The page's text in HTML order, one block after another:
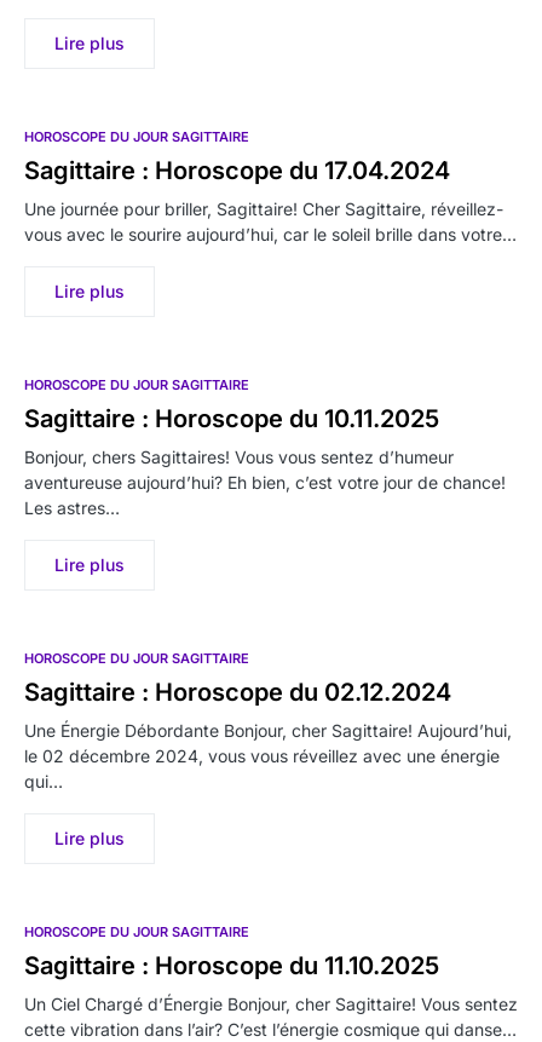
Lire plus
HOROSCOPE DU JOUR SAGITTAIRE
Sagittaire : Horoscope du 17.04.2024
Une journée pour briller, Sagittaire! Cher Sagittaire, réveillez-
vous avec le sourire aujourd’hui, car le soleil brille dans votre…
Lire plus
HOROSCOPE DU JOUR SAGITTAIRE
Sagittaire : Horoscope du 10.11.2025
Bonjour, chers Sagittaires! Vous vous sentez d’humeur
aventureuse aujourd’hui? Eh bien, c’est votre jour de chance!
Les astres…
Lire plus
HOROSCOPE DU JOUR SAGITTAIRE
Sagittaire : Horoscope du 02.12.2024
Une Énergie Débordante Bonjour, cher Sagittaire! Aujourd’hui,
le 02 décembre 2024, vous vous réveillez avec une énergie
qui…
Lire plus
HOROSCOPE DU JOUR SAGITTAIRE
Sagittaire : Horoscope du 11.10.2025
Un Ciel Chargé d’Énergie Bonjour, cher Sagittaire! Vous sentez
cette vibration dans l’air? C’est l’énergie cosmique qui danse…